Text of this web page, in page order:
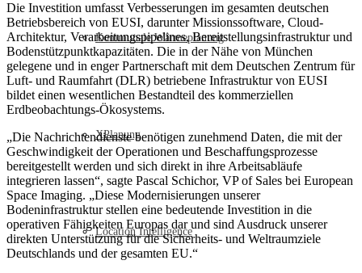
Kommunale Wärmeplanung
XPlanung
Location Intelligence
Die Investition umfasst Verbesserungen im gesamten deutschen
Betriebsbereich von EUSI, darunter Missionssoftware, Cloud-
Architektur, Verarbeitungspipelines, Bereitstellungsinfrastruktur und
Bodenstützpunktkapazitäten. Die in der Nähe von München
gelegene und in enger Partnerschaft mit dem Deutschen Zentrum für
Luft- und Raumfahrt (DLR) betriebene Infrastruktur von EUSI
bildet einen wesentlichen Bestandteil des kommerziellen
Erdbeobachtungs-Ökosystems.
„Die Nachrichtendienste benötigen zunehmend Daten, die mit der
Geschwindigkeit der Operationen und Beschaffungsprozesse
bereitgestellt werden und sich direkt in ihre Arbeitsabläufe
integrieren lassen“, sagte Pascal Schichor, VP of Sales bei European
Space Imaging. „Diese Modernisierungen unserer
Bodeninfrastruktur stellen eine bedeutende Investition in die
operativen Fähigkeiten Europas dar und sind Ausdruck unserer
direkten Unterstützung für die Sicherheits- und Weltraumziele
Deutschlands und der gesamten EU.“